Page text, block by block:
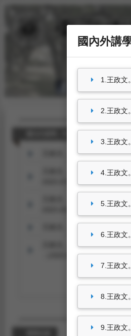
王政文。東海大學校史（
王政文。社會網絡與基督
王政文。近代台灣基督教
王政文。東海教會歷史（
王政文。歷史學導論（講
（2025.03.07-2025.03.07
國內外講
1.王政文
2.王政文
3.王政文
4.王政文
5.王政文
6.王政文
7.王政文
8.王政文
9.王政文